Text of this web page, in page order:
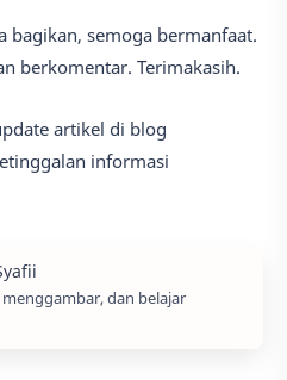
bagikan, semoga bermanfaat.
berkomentar. Terimakasih.
artikel di blog
informasi
dan belajar